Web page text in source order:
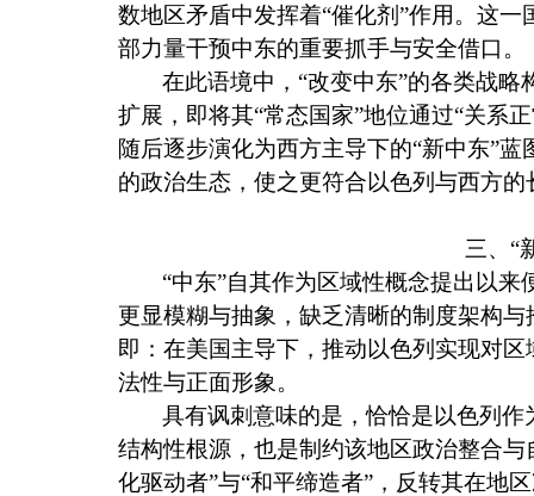
数地区矛盾中发挥着“催化剂”作用。这
部力量干预中东的重要抓手与安全借口。
在此语境中，“改变中东”的各类战
扩展，即将其“常态国家”地位通过“关系
随后逐步演化为西方主导下的“新中东”
的政治生态，使之更符合以色列与西方的
三、“
“中东”自其作为区域性概念提出以
更显模糊与抽象，缺乏清晰的制度架构
即：在美国主导下，推动以色列实现对
法性与正面形象。
具有讽刺意味的是，恰恰是以色列
结构性根源，也是制约该地区政治整合
化驱动者”与“和平缔造者”，反转其在地